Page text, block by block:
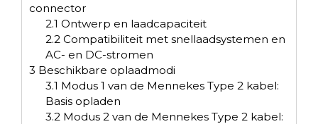
connector
2.1 Ontwerp en laadcapaciteit
2.2Compatibiliteit met snellaadsystemen en
AC- en DC-stromen
3 Beschikbare oplaadmodi
3.1 Modus 1 van de Mennekes Type 2 kabel:
Basis opladen
3.2Modus 2 van de Mennekes Type 2 kabel: